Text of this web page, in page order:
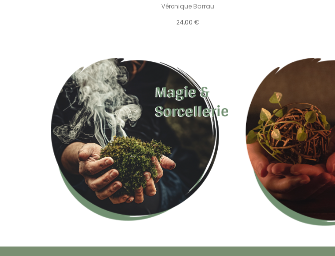
Véronique Barrau
24,00 €